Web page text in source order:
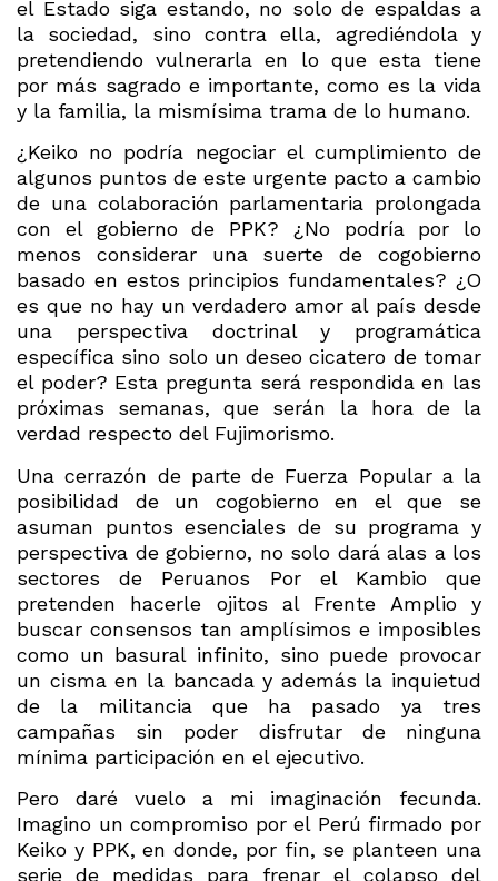
el Estado siga estando, no solo de espaldas a
la sociedad, sino contra ella, agrediéndola y
pretendiendo vulnerarla en lo que esta tiene
por más sagrado e importante, como es la vida
y la familia, la mismísima trama de lo humano.
¿Keiko no podría negociar el cumplimiento de
algunos puntos de este urgente pacto a cambio
de una colaboración parlamentaria prolongada
con el gobierno de PPK? ¿No podría por lo
menos considerar una suerte de cogobierno
basado en estos principios fundamentales? ¿O
es que no hay un verdadero amor al país desde
una perspectiva doctrinal y programática
específica sino solo un deseo cicatero de tomar
el poder? Esta pregunta será respondida en las
próximas semanas, que serán la hora de la
verdad respecto del Fujimorismo.
Una cerrazón de parte de Fuerza Popular a la
posibilidad de un cogobierno en el que se
asuman puntos esenciales de su programa y
perspectiva de gobierno, no solo dará alas a los
sectores de Peruanos Por el Kambio que
pretenden hacerle ojitos al Frente Amplio y
buscar consensos tan amplísimos e imposibles
como un basural infinito, sino puede provocar
un cisma en la bancada y además la inquietud
de la militancia que ha pasado ya tres
campañas sin poder disfrutar de ninguna
mínima participación en el ejecutivo.
Pero daré vuelo a mi imaginación fecunda.
Imagino un compromiso por el Perú firmado por
Keiko y PPK, en donde, por fin, se planteen una
serie de medidas para frenar el colapso del